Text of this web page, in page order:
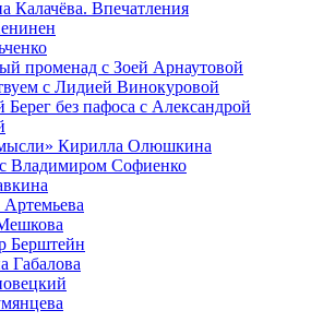
Калачёва. Впечатления
променад с Зоей Арнаутовой
с Лидией Винокуровой
Берег без пафоса с Александрой
Кирилла Олюшкина
с Владимиром Софиенко
Артемьева
Берштейн
Габалова